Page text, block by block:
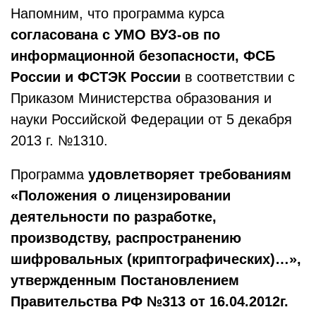
Напомним, что программа курса
согласована с УМО ВУЗ-ов по
информационной безопасности, ФСБ
России и ФСТЭК России в соответствии с
Приказом Министерства образования и
науки Российской Федерации от 5 декабря
2013 г. №1310.
Программа удовлетворяет требованиям
«Положения о лицензировании
деятельности по разработке,
производству, распространению
шифровальных (криптографических)…»,
утвержденным Постановлением
Правительства РФ №313 от 16.04.2012г.